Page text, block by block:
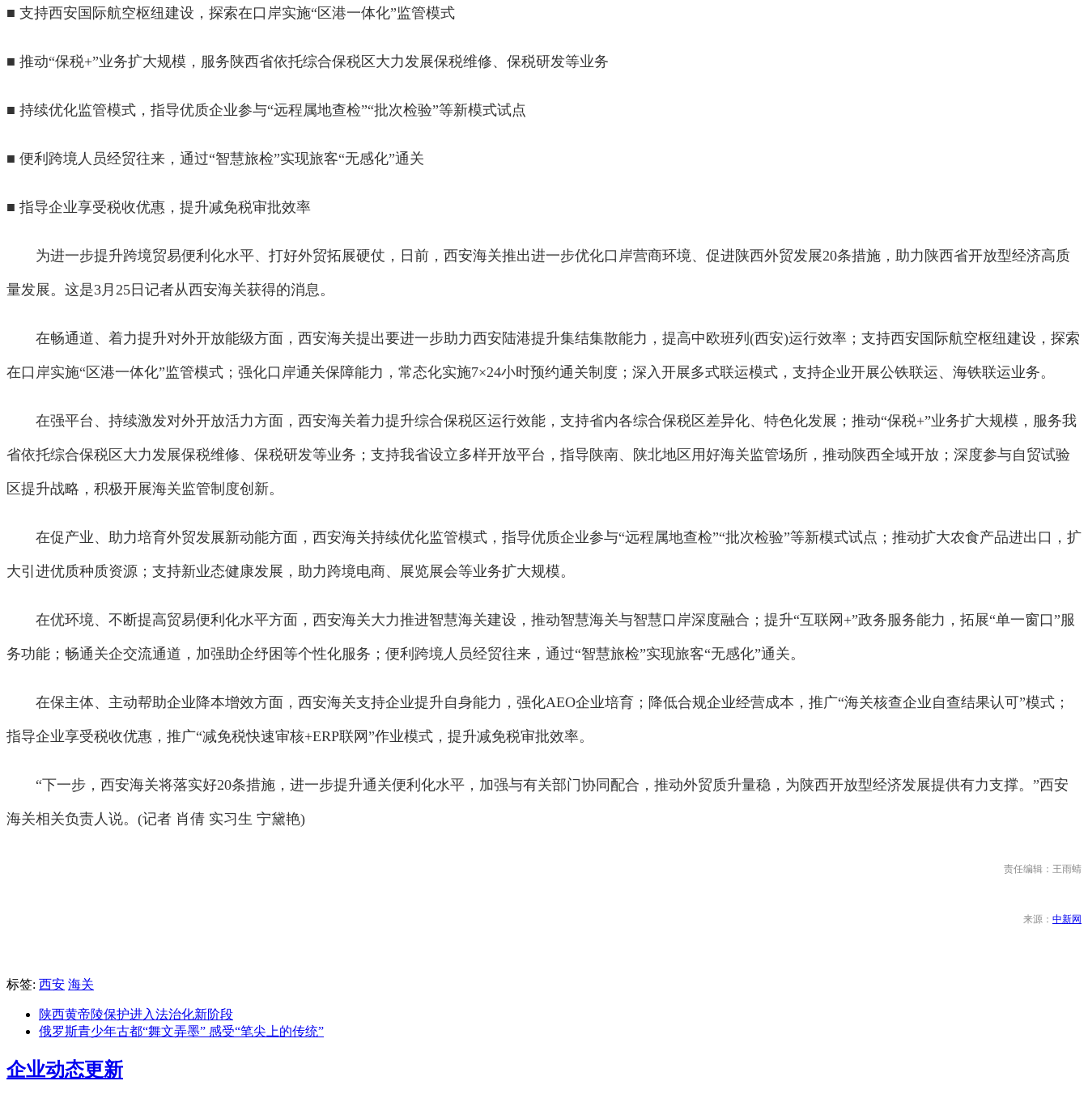
■ 支持西安国际航空枢纽建设，探索在口岸实施“区港一体化”监管模式
■ 推动“保税+”业务扩大规模，服务陕西省依托综合保税区大力发展保税维修、保税研发等业务
■ 持续优化监管模式，指导优质企业参与“远程属地查检”“批次检验”等新模式试点
■ 便利跨境人员经贸往来，通过“智慧旅检”实现旅客“无感化”通关
■ 指导企业享受税收优惠，提升减免税审批效率
为进一步提升跨境贸易便利化水平、打好外贸拓展硬仗，日前，西安海关推出进一步优化口岸营商环境、促进陕西外贸发展20条措施，助力陕西省开放型经济高质
量发展。这是3月25日记者从西安海关获得的消息。
在畅通道、着力提升对外开放能级方面，西安海关提出要进一步助力西安陆港提升集结集散能力，提高中欧班列(西安)运行效率；支持西安国际航空枢纽建设，探索
在口岸实施“区港一体化”监管模式；强化口岸通关保障能力，常态化实施7×24小时预约通关制度；深入开展多式联运模式，支持企业开展公铁联运、海铁联运业务。
在强平台、持续激发对外开放活力方面，西安海关着力提升综合保税区运行效能，支持省内各综合保税区差异化、特色化发展；推动“保税+”业务扩大规模，服务我
省依托综合保税区大力发展保税维修、保税研发等业务；支持我省设立多样开放平台，指导陕南、陕北地区用好海关监管场所，推动陕西全域开放；深度参与自贸试验
区提升战略，积极开展海关监管制度创新。
在促产业、助力培育外贸发展新动能方面，西安海关持续优化监管模式，指导优质企业参与“远程属地查检”“批次检验”等新模式试点；推动扩大农食产品进出口，扩
大引进优质种质资源；支持新业态健康发展，助力跨境电商、展览展会等业务扩大规模。
在优环境、不断提高贸易便利化水平方面，西安海关大力推进智慧海关建设，推动智慧海关与智慧口岸深度融合；提升“互联网+”政务服务能力，拓展“单一窗口”服
务功能；畅通关企交流通道，加强助企纾困等个性化服务；便利跨境人员经贸往来，通过“智慧旅检”实现旅客“无感化”通关。
在保主体、主动帮助企业降本增效方面，西安海关支持企业提升自身能力，强化AEO企业培育；降低合规企业经营成本，推广“海关核查企业自查结果认可”模式；
指导企业享受税收优惠，推广“减免税快速审核+ERP联网”作业模式，提升减免税审批效率。
“下一步，西安海关将落实好20条措施，进一步提升通关便利化水平，加强与有关部门协同配合，推动外贸质升量稳，为陕西开放型经济发展提供有力支撑。”西安
海关相关负责人说。(记者 肖倩 实习生 宁黛艳)
责任编辑：王雨蜻
来源： 中新网
标签: 西安 海关
陕西黄帝陵保护进入法治化新阶段
俄罗斯青少年古都“舞文弄墨” 感受“笔尖上的传统”
企业动态更新